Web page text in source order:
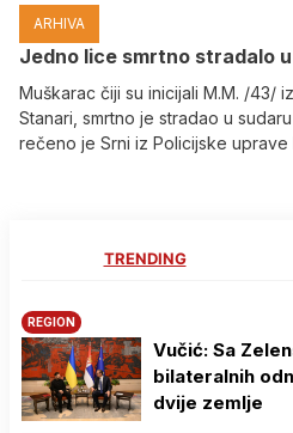
ARHIVA
Јedno lice smrtno stradalo
Muškarac čiji su inicijali M.M. /43/
Stanari, smrtno je stradao u
rečeno je Srni iz Policijske uprave
TRENDING
REGION
Vučić: Sa
bilateralnih
dvije zemlje